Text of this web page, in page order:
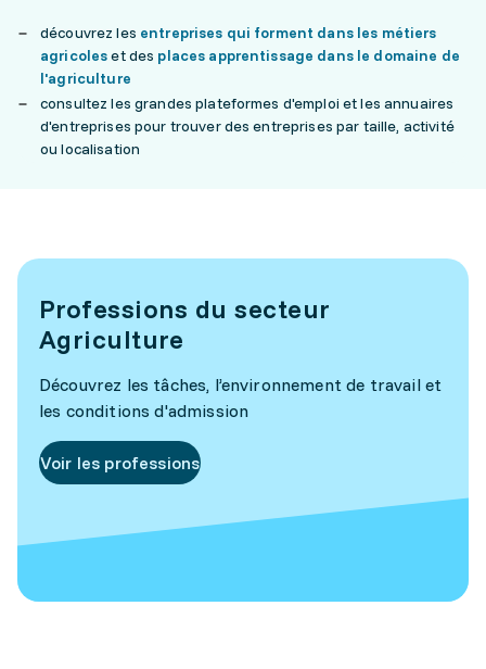
découvrez les entreprises qui forment dans les métiers
agricoleset des places apprentissage dans le domaine de
l'agriculture
consultez les grandes plateformes d'emploi et les annuaires
d'entreprises pour trouver des entreprises par taille, activité
ou localisation
Professions du secteur
Agriculture
Découvrez les tâches, l’environnement de travail et
les conditions d'admission
Voir les professions